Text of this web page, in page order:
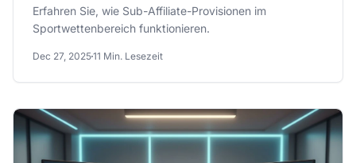
Erfahren Sie, wie Sub-Affiliate-Provisionen im
Sportwettenbereich funktionieren.
Dec 27, 202511 Min. Lesezeit